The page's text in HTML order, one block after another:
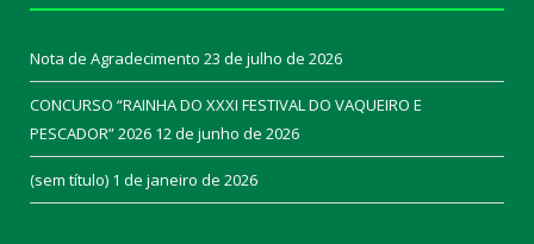
Nota de Agradecimento 23 de julho de 2026
CONCURSO “RAINHA DO XXXI FESTIVAL DO VAQUEIRO E
PESCADOR” 2026 12 de junho de 2026
(sem título) 1 de janeiro de 2026